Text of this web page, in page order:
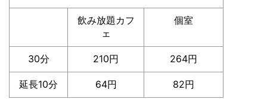
飲み放題カフ
ェ
個室
30分 210円 264円
延長10分 64円 82円